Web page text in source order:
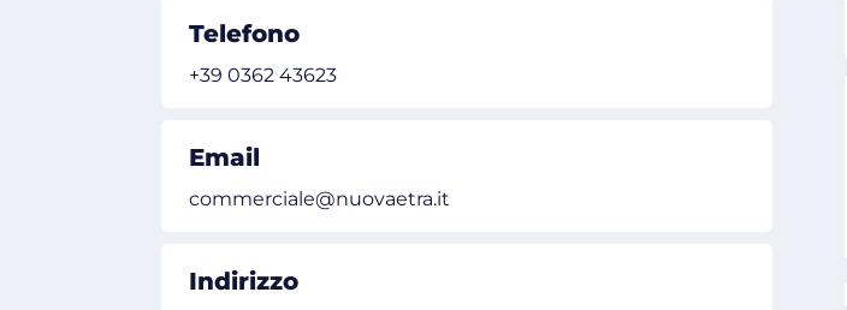
Telefono
+39 0362 43623
Email
commerciale@nuovaetra.it
Indirizzo